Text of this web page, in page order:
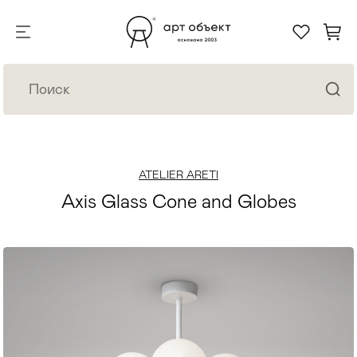
ATELIER ARETI
Axis Glass Cone and Globes